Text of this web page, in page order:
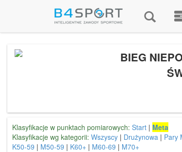
BIEG
Klasyfikacje w punktach pomiarowych: Start | Meta
Klasyfikacje wg kategorii: Wszyscy | Drużynowa | Pary
K50-59 | M50-59 | K60+ | M60-69 | M70+